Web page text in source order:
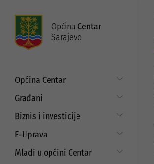
Općina Centar
Sarajevo
Općina Centar
Općinski načelnik
Zakoni i propisi
ISO standardi
Građani
Put do prava
Mjesne zajednice
Servisne informacije
Biznis i investicije
Digitalizacija poslovanja
unaprjeđenje poduzetništva
E-Uprava
Moj Centar
Mladi u općini Centar